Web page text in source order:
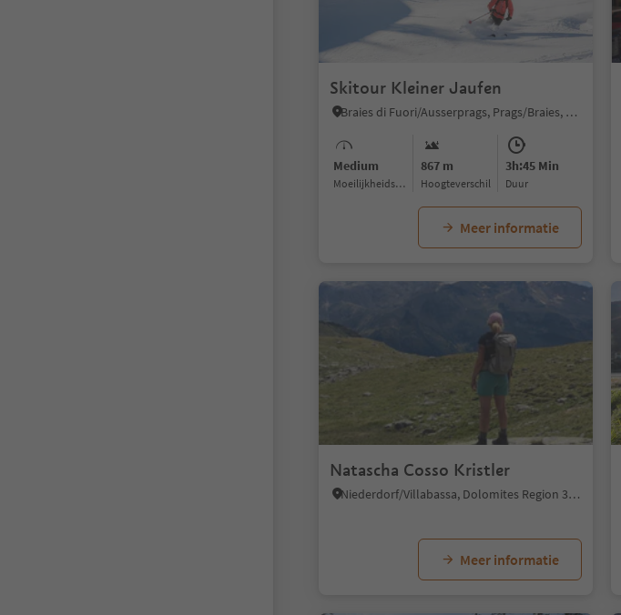
Skitour Kleiner Jaufen
Braies di Fuori/Ausserprags, Prags/Braies, Dolomites Region 3 Zinnen
Medium
Moeilijkheidsgraad
867 m
Hoogteverschil
3h:45 Min
Duur
Meer informatie
Natascha Cosso Kristler
Niederdorf/Villabassa, Dolomites Region 3 Zinnen
Meer informatie